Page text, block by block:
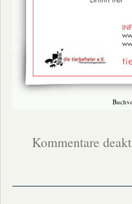
Kommentare